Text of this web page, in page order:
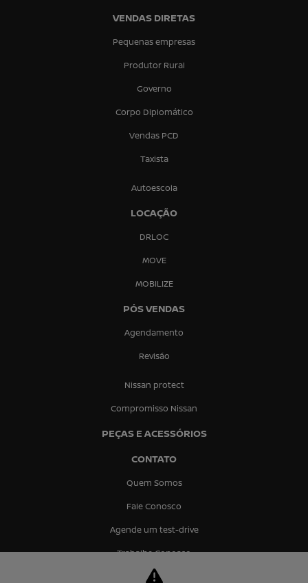
VENDAS DIRETAS
Pequenas empresas
Produtor Rural
Governo
Corpo Diplomático
Vendas PCD
Taxista
Autoescola
LOCAÇÃO
DRLOC
MOVE
MOBILIZE
PÓS VENDAS
Agendamento
Revisão
Nissan protect
Compromisso Nissan
PEÇAS E ACESSÓRIOS
CONTATO
Quem Somos
Fale Conosco
Agende um test-drive
Trabalhe Conosco